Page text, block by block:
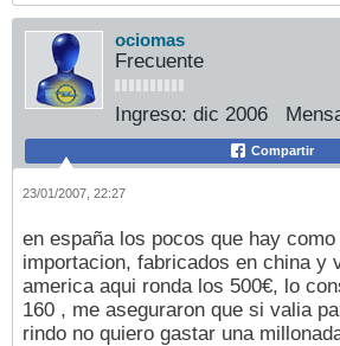
ociomas
Frecuente
Ingreso: dic 2006
Compartir
23/01/2007, 22:27
en españa los pocos que hay
importacion, fabricados en china y
america aqui ronda los 500€, lo
160 , me aseguraron que si valia
rindo no quiero gastar una